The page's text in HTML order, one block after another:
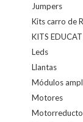
Jumpers
Kits carro de
KITS
Leds
Llantas
Módulos
Motores